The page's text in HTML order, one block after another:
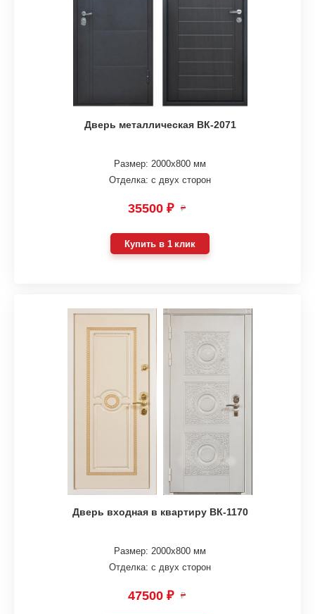
Дверь металлическая ВК-2071
Размер: 2000х800 мм
Отделка: с двух сторон
35500 ₽ ₽
Купить в 1 клик
Дверь входная в квартиру ВК-1170
Размер: 2000х800 мм
Отделка: с двух сторон
47500 ₽ ₽